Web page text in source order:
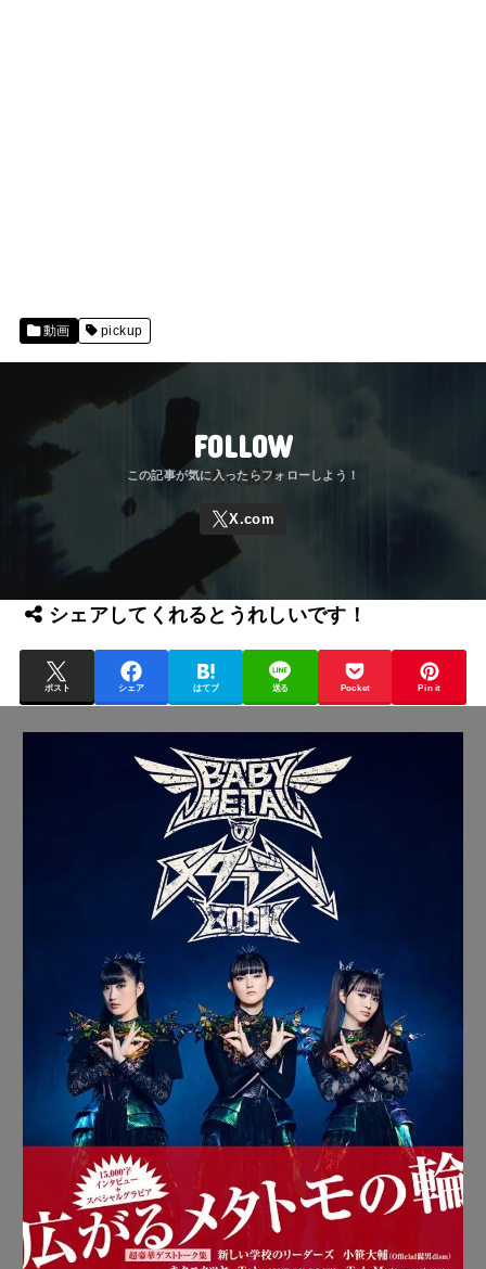
動画 pickup
FOLLOW
シェアしてくれるとうれしいです！
ポスト シェア はてブ 送る Pocket Pin it